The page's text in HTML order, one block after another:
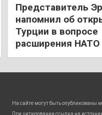
Представитель
напомнил об
Турции в вопросе
расширения НАТО
На сайте могут быть опубликованы
При цитировании ссылка на